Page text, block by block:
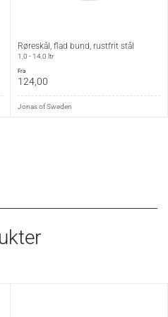
med en smule
Tåler opvaskemaskine,
kan udtørre
i ovn ved ca. 100 °C i op til
Røreskål, flad bund, rustfrit stål
1,0 - 14,0 ltr
fra
124,00
Jonas of Sweden